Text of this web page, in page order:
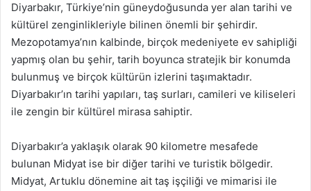
Diyarbakır, Türkiye’nin güneydoğusunda yer alan tarihi ve
kültürel zenginlikleriyle bilinen önemli bir şehirdir.
Mezopotamya’nın kalbinde, birçok medeniyete ev sahipliği
yapmış olan bu şehir, tarih boyunca stratejik bir konumda
bulunmuş ve birçok kültürün izlerini taşımaktadır.
Diyarbakır’ın tarihi yapıları, taş surları, camileri ve kiliseleri
ile zengin bir kültürel mirasa sahiptir.
Diyarbakır’a yaklaşık olarak 90 kilometre mesafede
bulunan Midyat ise bir diğer tarihi ve turistik bölgedir.
Midyat, Artuklu dönemine ait taş işçiliği ve mimarisi ile